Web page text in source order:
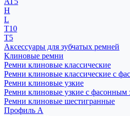
H
L
T10
T5
Аксессуары для зубчатых ремней
Клиновые ремни
Ремни клиновые классические
Ремни клиновые классические с
Ремни клиновые узкие
Ремни клиновые узкие с фасонным
Ремни клиновые шестигранные
Профиль A